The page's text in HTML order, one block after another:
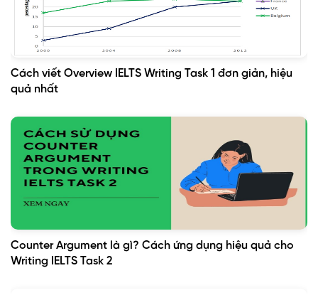
Cách viết Overview IELTS Writing Task 1 đơn giản, hiệu
quả nhất
Counter Argument là gì? Cách ứng dụng hiệu quả cho
Writing IELTS Task 2